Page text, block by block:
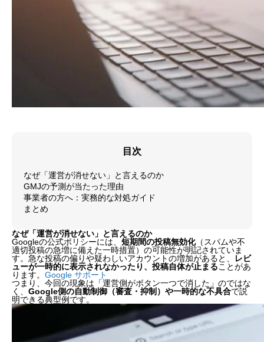
目次
なぜ「運営が消せない」と言えるのか
GMJの予測が当たった理由
事業者の方へ：実務的な対処ガイド
まとめ
なぜ「運営が消せない」と言えるのか
Googleの公式ポリシーには、 短期間の投稿無効化（スパムや不
適切投稿の急増に備えた一時措置）の可能性が明記されていま
す。急な投稿の偏りや疑わしいアカウントの増加があると、
レビ
ューが一時的に表示されなかったり、投稿自体が止まることがあ
ります。 Google サポート
つまり、今回の現象は「運営側がボタン一つで消した」のではな
く、 Google側の自動制御（審査・抑制）や一時的な不具合で説
明できる典型例です。